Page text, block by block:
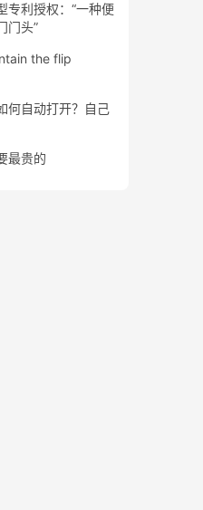
专利授权：“一种便
门头”
the flip
何自动打开？自己
最贵的